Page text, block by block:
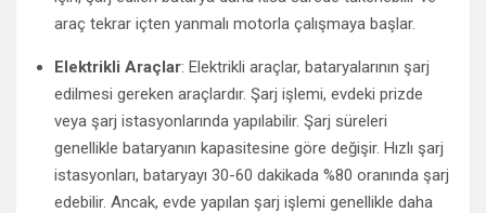
araç tekrar içten yanmalı motorla çalışmaya başlar.
Elektrikli Araçlar: Elektrikli araçlar, bataryalarının şarj
edilmesi gereken araçlardır. Şarj işlemi, evdeki prizde
veya şarj istasyonlarında yapılabilir. Şarj süreleri
genellikle bataryanın kapasitesine göre değişir. Hızlı şarj
istasyonları, bataryayı 30-60 dakikada %80 oranında şarj
edebilir. Ancak, evde yapılan şarj işlemi genellikle daha